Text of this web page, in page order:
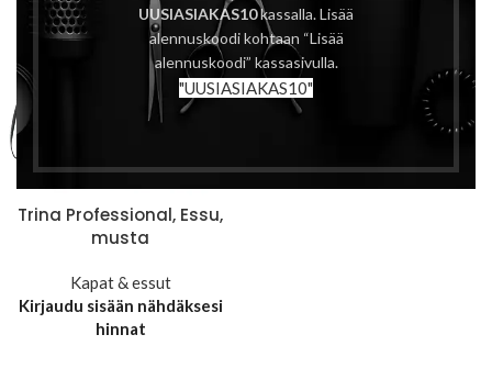
UUSIASIAKAS10kassalla. Lisää
alennuskoodi kohtaan “Lisää
alennuskoodi” kassasivulla.
"UUSIASIAKAS10"
Trina Professional, Essu,
musta
Kapat & essut
Kirjaudu sisään nähdäksesi
hinnat